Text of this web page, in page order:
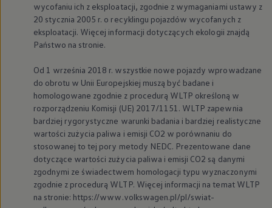
wycofaniu ich z eksploatacji, zgodnie z wymaganiami ustawy z
20 stycznia 2005 r. o recyklingu pojazdów wycofanych z
eksploatacji. Więcej informacji dotyczących ekologii znajdą
Państwo na stronie.
Od 1 września 2018 r. wszystkie nowe pojazdy wprowadzane
do obrotu w Unii Europejskiej muszą być badane i
homologowane zgodnie z procedurą WLTP określoną w
rozporządzeniu Komisji (UE) 2017/1151. WLTP zapewnia
bardziej rygorystyczne warunki badania i bardziej realistyczne
wartości zużycia paliwa i emisji CO2 w porównaniu do
stosowanej to tej pory metody NEDC. Prezentowane dane
dotyczące wartości zużycia paliwa i emisji CO2 są danymi
zgodnymi ze świadectwem homologacji typu wyznaczonymi
zgodnie z procedurą WLTP. Więcej informacji na temat WLTP
na stronie: https://www.volkswagen.pl/pl/swiat-